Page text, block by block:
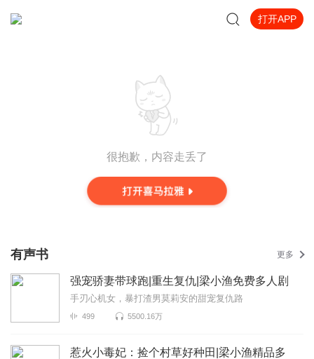
打开APP
很抱歉，内容走丢了
有声书 更多
强宠骄妻带球跑|重生复仇|梁小渔免费多人剧
手刃心机女，暴打渣男莫莉安的甜宠复仇路
499 5500.16万
惹火小毒妃：捡个村草好种田|梁小渔精品多